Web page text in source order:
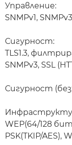
Управление:
SNMPv1,
Сигурност:
TLS1.3,
SNMPv3, SSL
Сигурност
WEP(64/128
PSK(TKIP/AES),